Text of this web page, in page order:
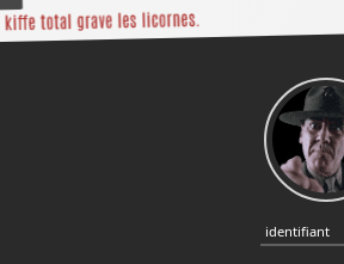
identifiant
identifiant